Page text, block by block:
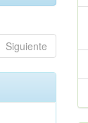
Siguiente